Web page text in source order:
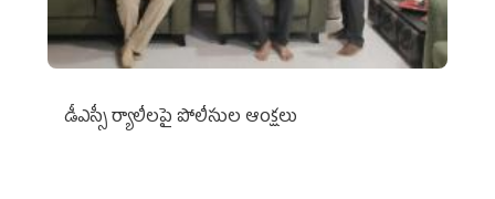
డీఎస్సీ ర్యాలీలపై పోలీసుల ఆంక్షలు